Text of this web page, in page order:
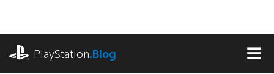
o
conteúdoPlayStation.Blog